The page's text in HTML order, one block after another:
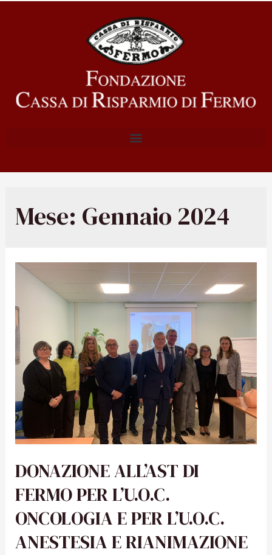
Mese: Gennaio 2024
DONAZIONE ALL’AST DI
FERMO PER L’U.O.C.
ONCOLOGIA E PER L’U.O.C.
ANESTESIA E RIANIMAZIONE